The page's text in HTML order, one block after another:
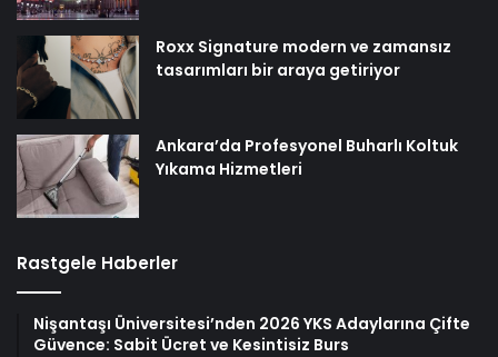
Roxx Signature modern ve zamansız
tasarımları bir araya getiriyor
Ankara’da Profesyonel Buharlı Koltuk
Yıkama Hizmetleri
Rastgele Haberler
Nişantaşı Üniversitesi’nden 2026 YKS Adaylarına Çifte
Güvence: Sabit Ücret ve Kesintisiz Burs